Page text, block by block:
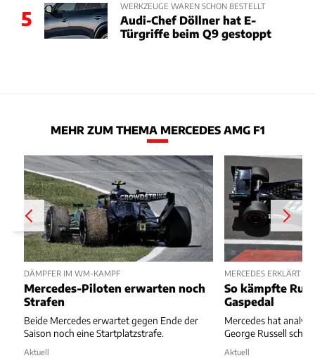
5
WERKZEUGE WAREN SCHON BESTELLT
Audi-Chef Döllner hat E-
Türgriffe beim Q9 gestoppt
MEHR ZUM THEMA MERCEDES AMG F1
DÄMPFER IM WM-KAMPF
Mercedes-Piloten erwarten noch
Strafen
Beide Mercedes erwartet gegen Ende der
Saison noch eine Startplatzstrafe.
Aktuell
MERCEDES ERKLÄRT
So kämpfte
Gaspedal
Mercedes hat
George Russell
Aktuell